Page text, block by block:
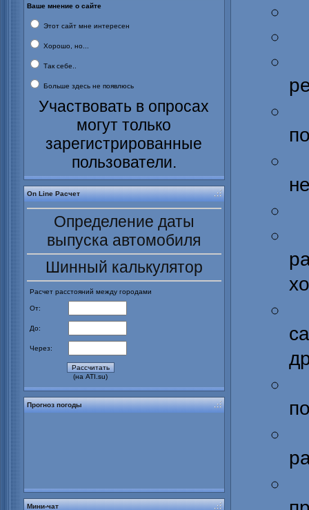
Ваше мнение о сайте
Этот сайт мне интересен
Хорошо, но...
Так себе..
Больше здесь не появлюсь
Участвовать в опросах
могут только
зарегистрированные
пользователи.
On Line Расчет
Определение даты
выпуска автомобиля
Шинный калькулятор
Расчет расстояний между городами
От:
До:
Через:
(на ATI.su)
Прогноз погоды
Мини-чат